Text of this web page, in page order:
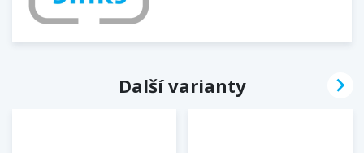
Další varianty 